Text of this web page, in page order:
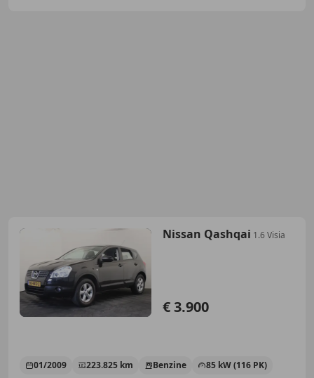
Nissan Qashqai 1.6 Visia
€ 3.900
01/2009 223.825 km Benzine
85 kW (116 PK)